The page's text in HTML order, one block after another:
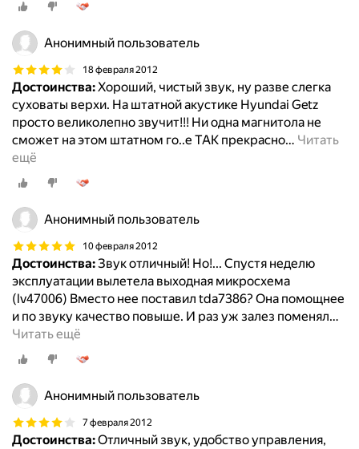
Анонимный пользователь
18 февраля 2012
Достоинства:Хороший, чистый звук, ну разве слегка
суховаты верхи. На штатной акустике Hyundai Getz
просто великолепно звучит!!! Ни одна магнитола не
сможет на этом штатном го..е ТАК прекрасно… Читать
ещё
Анонимный пользователь
10 февраля 2012
Достоинства:Звук отличный! Но!... Спустя неделю
эксплуатации вылетела выходная микросхема
(lv47006) Вместо нее поставил tda7386? Она помощнее
и по звуку качество повыше. И раз уж залез поменял…
Читать ещё
Анонимный пользователь
7 февраля 2012
Достоинства:Отличный звук, удобство управления,